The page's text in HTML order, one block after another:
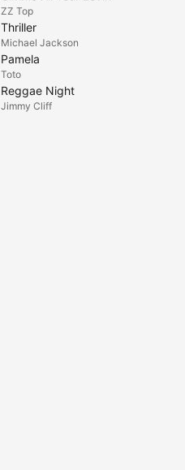
ZZ Top
Thriller
Michael Jackson
Pamela
Toto
Reggae Night
Jimmy Cliff